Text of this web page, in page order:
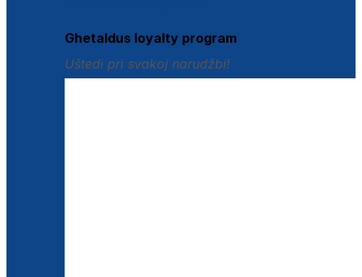
Ghetaldus loyalty program
Uštedi pri svakoj narudžbi!